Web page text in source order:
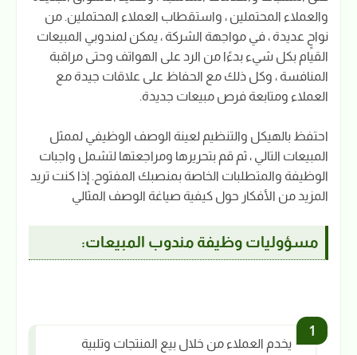
والعملاء المحتملين ، واستقطاب العملاء المحتملين. من
نواحٍ عديدة ، في مواجهة الشركة ، يمكن لمندوبي المبيعات
القيام بكل شيء بدءًا من الرد على الهواتف وحتى مراقبة
المنافسة ، وكل ذلك مع الحفاظ على علاقات جيدة مع
العملاء ومتابعة فرص مبيعات جديدة.
احتفظ بالهيكل والتنظيم لعينة الوصف الوظيفي لممثل
المبيعات التالي ، ثم قم بتحريرها ومراجعتها لتشمل واجبات
الوظيفة والمتطلبات الخاصة بمنصبك المفتوح. إذا كنت تريد
المزيد من الأفكار حول كيفية صياغة الوصف المثالي
مسؤوليات وظيفة مندوب المبيعات:
يخدم العملاء من خلال بيع المنتجات وتلبية